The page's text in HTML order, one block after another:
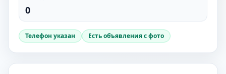
0
Телефон указан Есть объявления с фото